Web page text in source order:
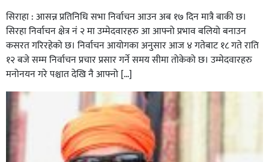
सिराहा : आसन्न प्रतिनिधि सभा निर्वाचन आउन अब १७ दिन मात्रै बाकी छ।
सिरहा निर्वाचन क्षेत्र नं २ मा उम्मेदवारहरु आ आफ्नो प्रभाव बलियो बनाउन
कसरत गरिरहेको छ। निर्वाचन आयोगका अनुसार आज ४ गतेबाट १८ गते राति
१२ बजे सम्म निर्वाचन प्रचार प्रसार गर्ने समय सीमा तोकेको छ। उम्मेदवारहरु
मनोनयन गरे पश्चात देखि नै आफ्नो […]